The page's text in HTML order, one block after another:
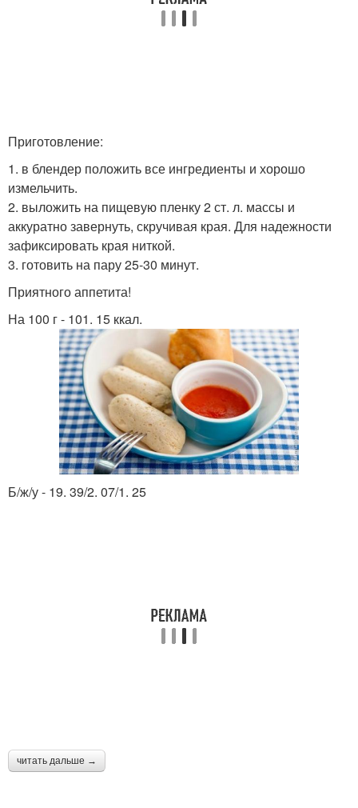
Приготовление:
1. в блендер положить все ингредиенты и хорошо
измельчить.
2. выложить на пищевую пленку 2 ст. л. массы и
аккуратно завернуть, скручивая края. Для надежности
зафиксировать края ниткой.
3. готовить на пару 25-30 минут.
Приятного аппетита!
На 100 г - 101. 15 ккал.
Б/ж/у - 19. 39/2. 07/1. 25
читать дальше →